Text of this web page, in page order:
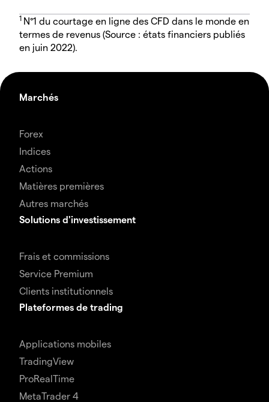
1 N°1 du courtage en ligne des CFD dans le monde en
termes de revenus (Source : états financiers publiés
en juin 2022).
Marchés
Forex
Indices
Actions
Matières premières
Autres marchés
Solutions d'investissement
Frais et commissions
Service Premium
Clients institutionnels
Plateformes de trading
Applications mobiles
TradingView
ProRealTime
MetaTrader 4